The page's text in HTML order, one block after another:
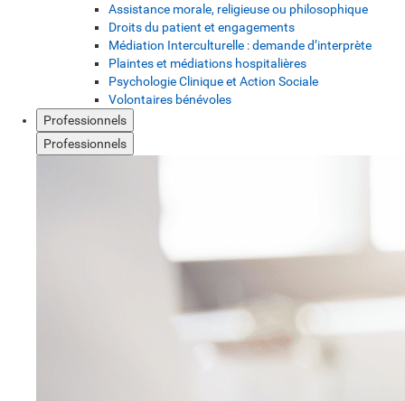
Assistance morale, religieuse ou philosophique
Droits du patient et engagements
Médiation Interculturelle : demande d’interprète
Plaintes et médiations hospitalières
Psychologie Clinique et Action Sociale
Volontaires bénévoles
Professionnels
Professionnels